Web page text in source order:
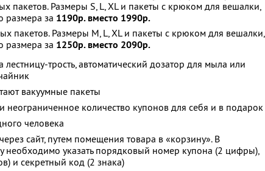
пакетов. Размеры S, L, XL и пакеты с крюком для вешалки,
размера за 1190р. вместо 1990р.
пакетов. Размеры M, L, XL и пакеты с крюком для вешалки,
размера за 1250р. вместо 2090р.
лестницу-трость, автоматический дозатор для мыла или
вакуумные пакеты
неограниченное количество купонов для себя и в подарок
человека
сайт, путем помещения товара в «корзину». В
необходимо указать порядковый номер купона (2 цифры),
и секретный код (2 знака)